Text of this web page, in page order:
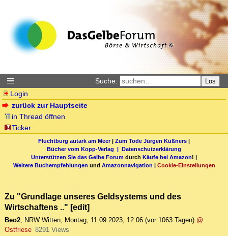
Suche: Los
Login
zurück zur Hauptseite
in Thread öffnen
Ticker
Fluchtburg autark am Meer| Zum Tode Jürgen Küßners |
Bücher vom Kopp-Verlag | Datenschutzerklärung
Unterstützen Sie das Gelbe Forum durch Käufe bei Amazon! |
Weitere Buchempfehlungen und Amazonnavigation | Cookie-Einstellungen
Zu "Grundlage unseres Geldsystems und des
Wirtschaftens .." [edit]
Beo2, NRW Witten, Montag, 11.09.2023, 12:06 (vor 1063 Tagen) @
Ostfriese 8291 Views